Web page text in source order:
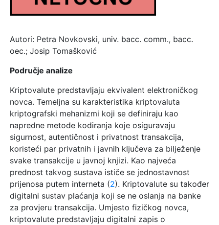
Autori: Petra Novkovski, univ. bacc. comm., bacc.
oec.; Josip Tomašković
Područje analize
Kriptovalute predstavljaju ekvivalent elektroničkog
novca. Temeljna su karakteristika kriptovaluta
kriptografski mehanizmi koji se definiraju kao
napredne metode kodiranja koje osiguravaju
sigurnost, autentičnost i privatnost transakcija,
koristeći par privatnih i javnih ključeva za bilježenje
svake transakcije u javnoj knjizi. Kao najveća
prednost takvog sustava ističe se jednostavnost
prijenosa putem interneta (2). Kriptovalute su također
digitalni sustav plaćanja koji se ne oslanja na banke
za provjeru transakcija. Umjesto fizičkog novca,
kriptovalute predstavljaju digitalni zapis o